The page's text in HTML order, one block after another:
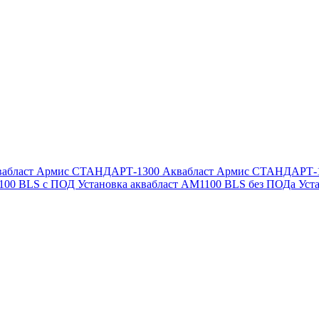
Армис СТАНДАРТ-1300 Аквабласт Армис СТАНДАРТ-
BLS с ПОД Установка аквабласт AM1100 BLS без ПОДа